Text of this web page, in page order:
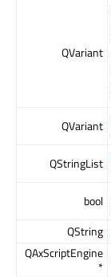
QVariant
QVariant
QStringList
bool
QString
QAxScriptEngine
*